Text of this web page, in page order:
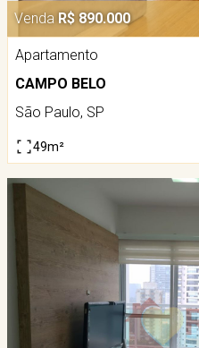
Venda R$ 890.000
Apartamento
CAMPO BELO
São Paulo, SP
49m²